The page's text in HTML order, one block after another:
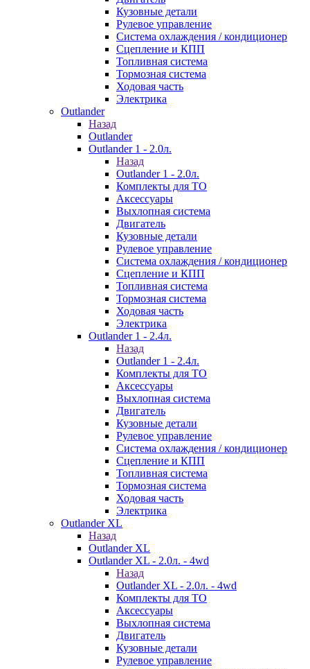
Кузовные детали
Рулевое управление
Система охлаждения / кондиционер
Сцепление и КПП
Топливная система
Тормозная система
Ходовая часть
Электрика
Outlander
Назад
Outlander
Outlander 1 - 2.0л.
Назад
Outlander 1 - 2.0л.
Комплекты для ТО
Аксессуары
Выхлопная система
Двигатель
Кузовные детали
Рулевое управление
Система охлаждения / кондиционер
Сцепление и КПП
Топливная система
Тормозная система
Ходовая часть
Электрика
Outlander 1 - 2.4л.
Назад
Outlander 1 - 2.4л.
Комплекты для ТО
Аксессуары
Выхлопная система
Двигатель
Кузовные детали
Рулевое управление
Система охлаждения / кондиционер
Сцепление и КПП
Топливная система
Тормозная система
Ходовая часть
Электрика
Outlander XL
Назад
Outlander XL
Outlander XL - 2.0л. - 4wd
Назад
Outlander XL - 2.0л. - 4wd
Комплекты для ТО
Аксессуары
Выхлопная система
Двигатель
Кузовные детали
Рулевое управление